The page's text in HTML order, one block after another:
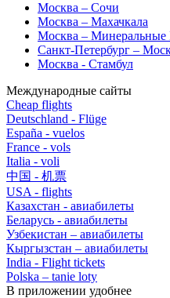
Москва – Сочи
Москва – Махачкала
Москва –
Санкт-Петербург –
Москва - Стамбул
Международные сайты
Cheap flights
Deutschland - Flüge
España - vuelos
France - vols
Italia - voli
中国 - 机票
USA - flights
Казахстан - авиабилеты
Беларусь - авиабилеты
Узбекистан – авиабилеты
Кыргызстан – авиабилеты
India - Flight tickets
Polska – tanie loty
В приложении удобнее